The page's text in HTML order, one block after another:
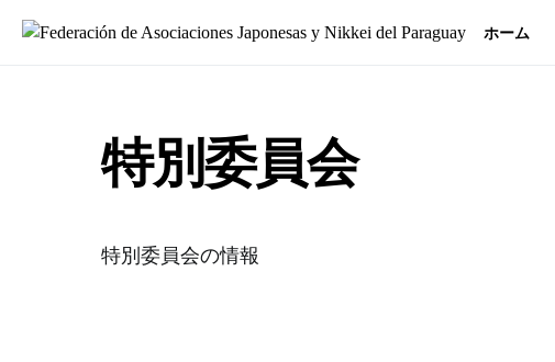
ホーム
Search for:
特別委員会
特別委員会の情報